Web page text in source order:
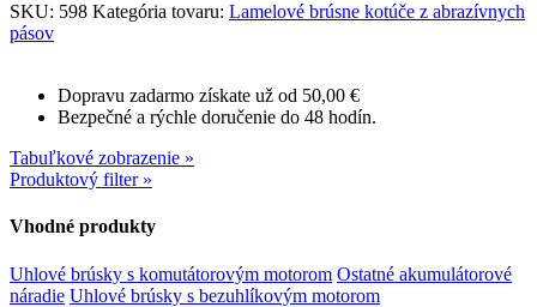
SKU: 598 Kategória tovaru: Lamelové brúsne kotúče z abrazívnych
pásov
Dopravu zadarmo získate už od 50,00 €
Bezpečné a rýchle doručenie do 48 hodín.
Tabuľkové zobrazenie »
Produktový filter »
Vhodné produkty
Uhlové brúsky s komutátorovým motorom Ostatné akumulátorové
náradie Uhlové brúsky s bezuhlíkovým motorom